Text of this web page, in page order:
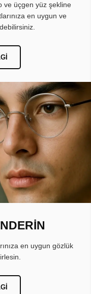
ve üçgen yüz şekline
en uygun ve
en uygun gözlük